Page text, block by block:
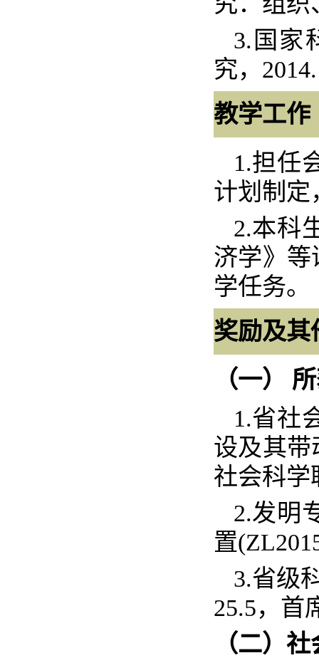
3. 国家
究，
教学工作
1.担任
计划制定
2.本科
济学》等
学任务。
奖励及其
（一）
1.省社
设及其带
社会科学
2.发明
置
3.省级
25.5，首
（二）